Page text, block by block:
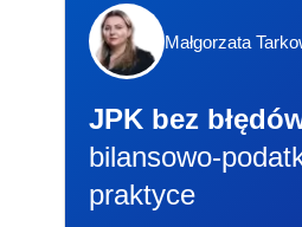
Małgorzata
JPK bez
bilansowo-
praktyce